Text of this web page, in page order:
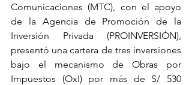
Comunicaciones (MTC), con el apoyo
de la Agencia de Promoción de la
Inversión Privada (PROINVERSIÓN),
presentó una cartera de tres inversiones
bajo el mecanismo de Obras por
Impuestos (OxI) por más de S/ 530